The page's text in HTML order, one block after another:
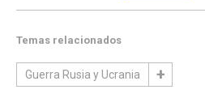
Temas relacionados
Guerra Rusia y Ucrania